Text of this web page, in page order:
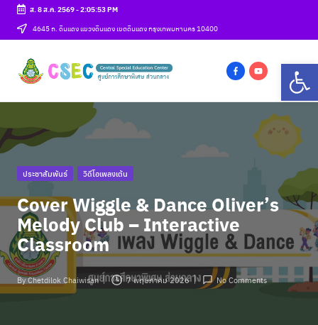
Skip
content
ส. 8 ส.ค. 2569-2:05:53 PM
4645 ถ. ดินแดง แขวงดินแดง เขตดินแดง กรุงเทพมหานคร 10400
ศู
น
ก
า
ร
ศึ
ก
ษ
า
csec
a
o
k
o
t
Posted
in
ประชาสัมพันธ์ วิดีโอเพลงเต้น
Cover Wiggle & Dance Oliver’s
Melody Club – Interactive
Classroom
Posted
ByChetdilok Chaiwisan 7 พฤษภาคม 2026 No Comments